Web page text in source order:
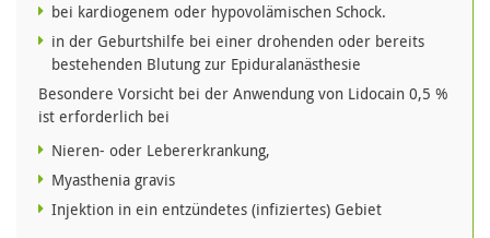
bei kardiogenem oder hypovolämischen Schock.
in der Geburtshilfe bei einer drohenden oder bereits
bestehenden Blutung zur Epiduralanästhesie
Besondere Vorsicht bei der Anwendung von Lidocain 0,5 %
ist erforderlich bei
Nieren- oder Lebererkrankung,
Myasthenia gravis
Injektion in ein entzündetes (infiziertes) Gebiet